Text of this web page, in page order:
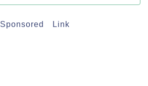
Sponsored Link